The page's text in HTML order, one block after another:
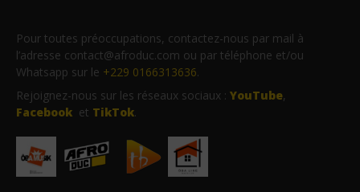
Pour toutes préoccupations, contactez-nous par mail à
l’adresse contact@afroduc.com ou par téléphone et/ou
Whatsapp sur le +229 0166313636.
Rejoignez-nous sur les réseaux sociaux : YouTube,
Facebook et TikTok.